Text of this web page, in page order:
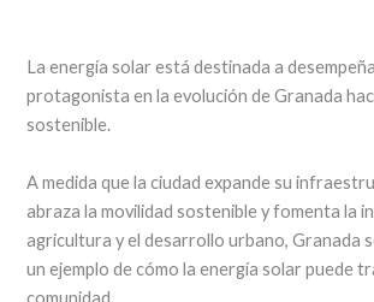
La energía solar está destinada a
protagonista en la evolución de Granada
sostenible.
A medida que la ciudad expande su
abraza la movilidad sostenible y fomenta la
agricultura y el desarrollo urbano, Granada
un ejemplo de cómo la energía solar puede
comunidad.